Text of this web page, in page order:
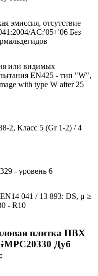
эмиссия, отсутствие
AC:'05+'06 Без
или видимых
EN425 - тип "W",
with type W after 25
2, Класс 5 (Gr 1-2) / 4
- уровень 6
041 / 13 893: DS, μ ≥
- R10
плитка ПВХ
Дуб